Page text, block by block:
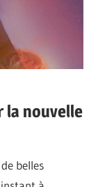
la nouvelle
belles